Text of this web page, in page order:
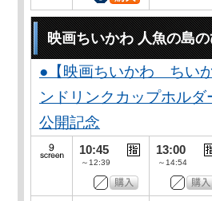
映画ちいかわ 人魚の島
●【映画ちいかわ ちい
ンドリンクカップホル
公開記念
10:45
～12:39
13:00
～14:54